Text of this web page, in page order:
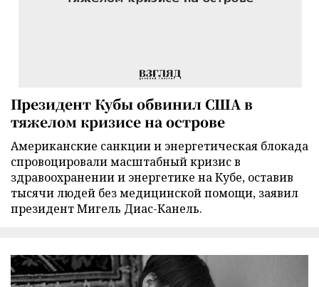
Президент Кубы обвинил США в
тяжелом кризисе на острове
Американские санкции и энергетическая блокада
спровоцировали масштабный кризис в
здравоохранении и энергетике на Кубе, оставив
тысячи людей без медицинской помощи, заявил
президент Мигель Диас-Канель.